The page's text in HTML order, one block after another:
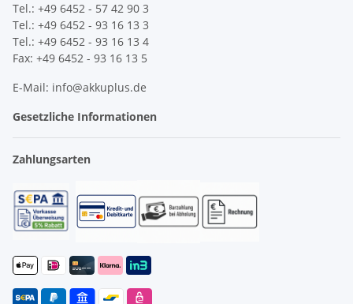
Tel.: +49 6452 - 57 42 90 3
Tel.: +49 6452 - 93 16 13 3
Tel.: +49 6452 - 93 16 13 4
Fax: +49 6452 - 93 16 13 5
E-Mail: info@akkuplus.de
Gesetzliche Informationen
Zahlungsarten